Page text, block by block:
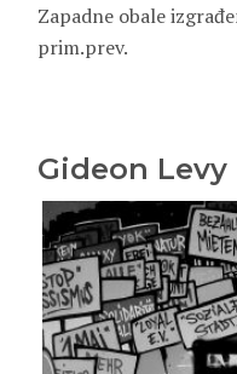
Zapadne obale
prim.prev.
Gideon Levy